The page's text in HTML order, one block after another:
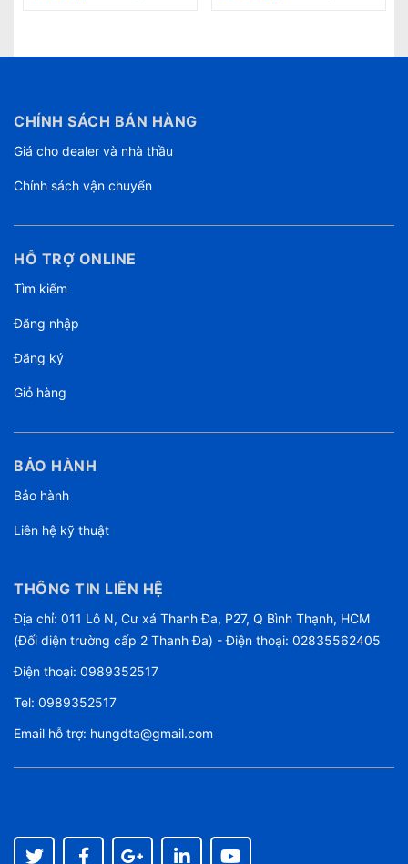
CHÍNH SÁCH BÁN HÀNG
Giá cho dealer và nhà thầu
Chính sách vận chuyển
HỖ TRỢ ONLINE
Tìm kiếm
Đăng nhập
Đăng ký
Giỏ hàng
BẢO HÀNH
Bảo hành
Liên hệ kỹ thuật
THÔNG TIN LIÊN HỆ
Địa chỉ: 011 Lô N, Cư xá Thanh Đa, P27, Q Bình Thạnh, HCM
(Đối diện trường cấp 2 Thanh Đa) - Điện thoại: 02835562405
Điện thoại: 0989352517
Tel: 0989352517
Email hỗ trợ: hungdta@gmail.com